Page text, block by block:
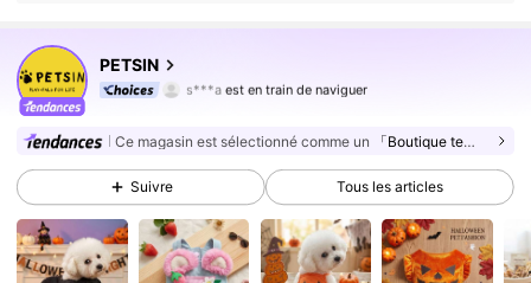
PETSIN
s***aest en train de naviguer
4,85 217K Suiveurs
217K Suiveurs
4,85 217K Suiveurs
4,85 217K Suiveurs
Ce magasin est sélectionné comme un 「Boutique tendance」
Suivre Tous les articles